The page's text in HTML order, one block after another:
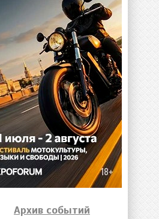
Архив событий